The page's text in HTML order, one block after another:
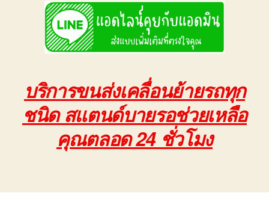
บริการขนส่งเคลื่อนย้ายรถทุก
ชนิด สแตนด์บายรอช่วยเหลือ
คุณตลอด 24 ชั่วโมง